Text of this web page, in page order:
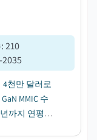
:210
4천만 달러로
MMIC 수
까지 연평균